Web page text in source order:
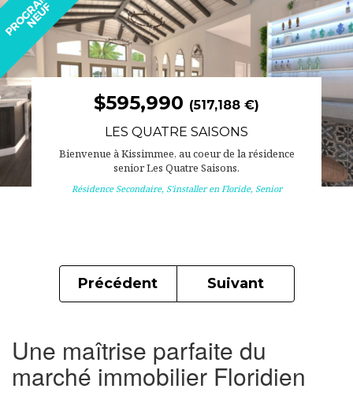
$595,990 (517,188 €)
LES QUATRE SAISONS
Bienvenue à Kissimmee, au coeur de la résidence
senior Les Quatre Saisons.
Résidence Secondaire, S'installer en Floride, Senior
Précédent Suivant
Une maîtrise parfaite du
marché immobilier Floridien